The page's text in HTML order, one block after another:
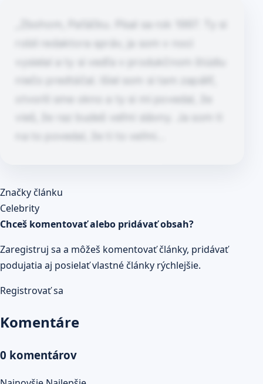
robil redaktora správ, ja som v noci
Prečítaj celý článok
Značky článku
Celebrity
Chceš komentovať alebo pridávať obsah?
Zaregistruj sa a môžeš komentovať články, pridávať
podujatia aj posielať vlastné články rýchlejšie.
Registrovať sa
Komentáre
0 komentárov